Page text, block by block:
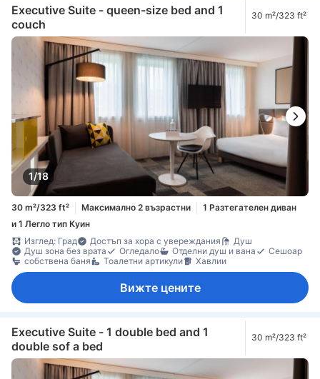
Executive Suite - queen-size bed and 1
couch
30 m²/323 ft²
1/18
30 m²/323 ft² Максимално 2 възрастни
1 Разтегателен диван
и 1 Легло тип Куин
Изглед: Град
Достъп за хора с увереждания
Душ
Душ зона без врата
Огледало Отделни душ и вана
Сешоар
собствена баня
Тоалетни артикули Хавлии
Вижте цените
Executive Suite - 1 double bed and 1
double sof a bed
30 m²/323 ft²